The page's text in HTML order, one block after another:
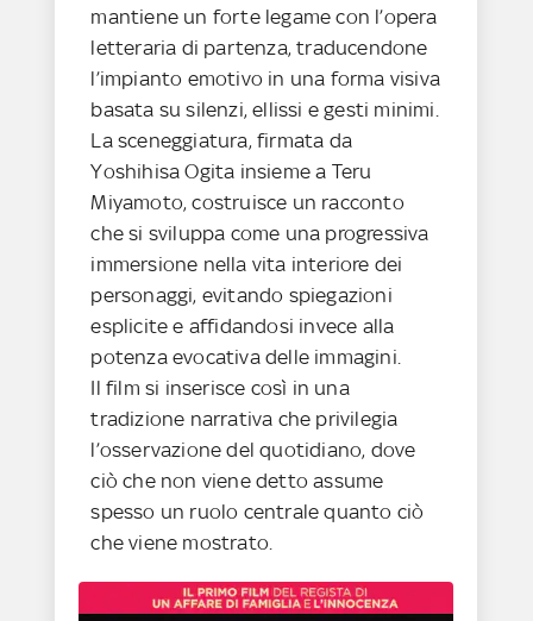
mantiene un forte legame con l’opera
letteraria di partenza, traducendone
l’impianto emotivo in una forma visiva
basata su silenzi, ellissi e gesti minimi.
La sceneggiatura, firmata da
Yoshihisa Ogita insieme a Teru
Miyamoto, costruisce un racconto
che si sviluppa come una progressiva
immersione nella vita interiore dei
personaggi, evitando spiegazioni
esplicite e affidandosi invece alla
potenza evocativa delle immagini.
Il film si inserisce così in una
tradizione narrativa che privilegia
l’osservazione del quotidiano, dove
ciò che non viene detto assume
spesso un ruolo centrale quanto ciò
che viene mostrato.